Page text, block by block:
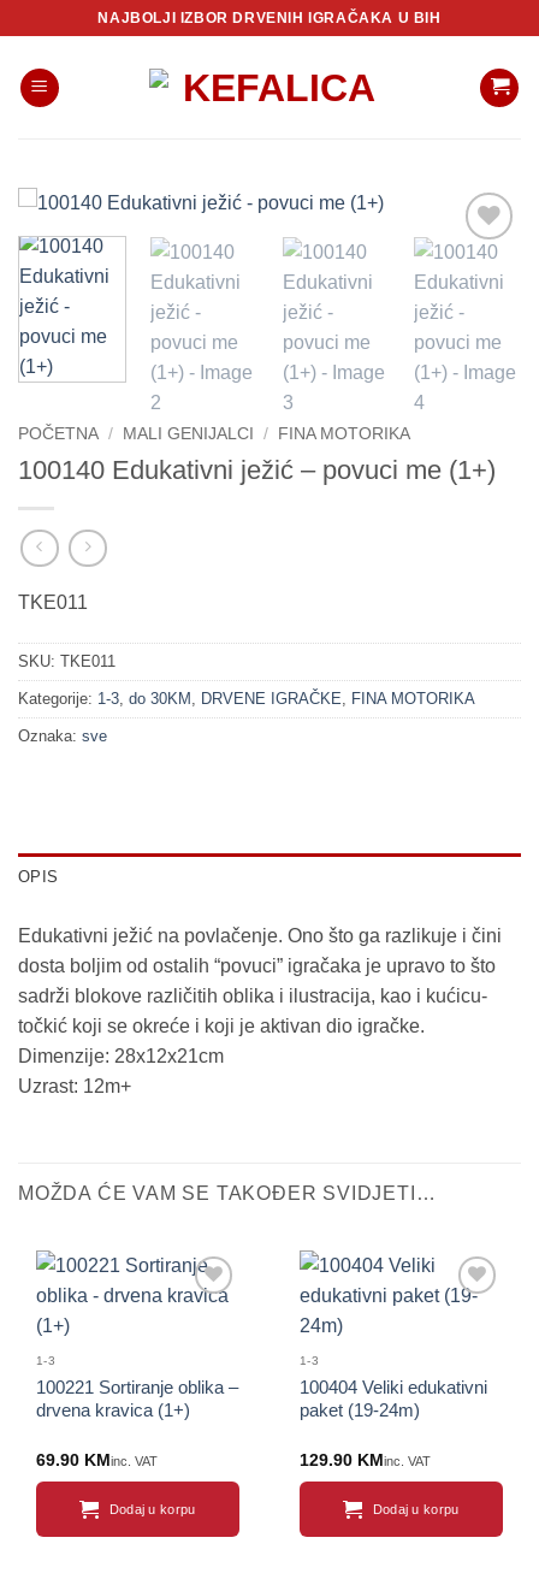
content
NAJBOLJI IZBOR DRVENIH IGRAČAKA U BIH
POČETNA / MALI GENIJALCI / FINA MOTORIKA
100140 Edukativni ježić – povuci me (1+)
TKE011
SKU: TKE011
Kategorije: 1-3 do 30KM DRVENE IGRAČKE FINA MOTORIKA
Oznaka: sve
OPIS
Edukativni ježić na povlačenje. Ono što ga razlikuje i čini
dosta boljim od ostalih “povuci” igračaka je upravo to što
sadrži blokove različitih oblika i ilustracija, kao i kućicu-
točkić koji se okreće i koji je aktivan dio igračke.
Dimenzije: 28x12x21cm
Uzrast: 12m+
MOŽDA ĆE VAM SE TAKOĐER SVIDJETI…
1-3
100221 Sortiranje oblika –
drvena kravica (1+)
69.90 KMinc. VAT
Dodaj u korpu
1-3
100404 Veliki edukativni
paket (19-24m)
129.90 KMinc. VAT
Dodaj u korpu